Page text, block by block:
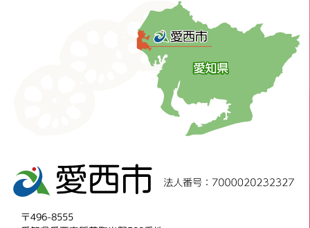
〒496-8555